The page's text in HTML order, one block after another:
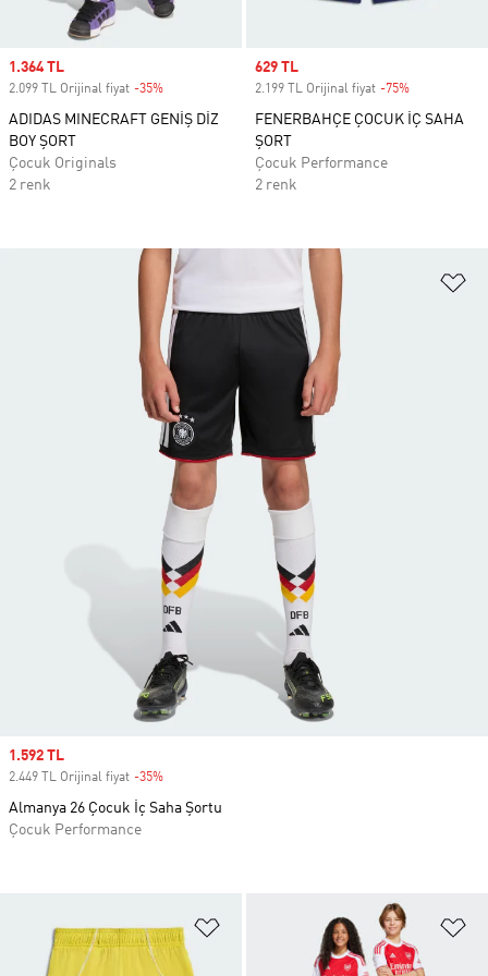
Sale price
1.364 TL
2.099 TL Orijinal fiyat -35%
ADIDAS MINECRAFT GENİŞ DİZ
BOY ŞORT
Çocuk Originals
2 renk
Sale price
629 TL
2.199 TL Orijinal fiyat -75%
FENERBAHÇE ÇOCUK İÇ SAHA
ŞORT
Çocuk Performance
2 renk
Favori Listesine Ekle
Sale price
1.592 TL
2.449 TL Orijinal fiyat -35%
Almanya 26 Çocuk İç Saha Şortu
Çocuk Performance